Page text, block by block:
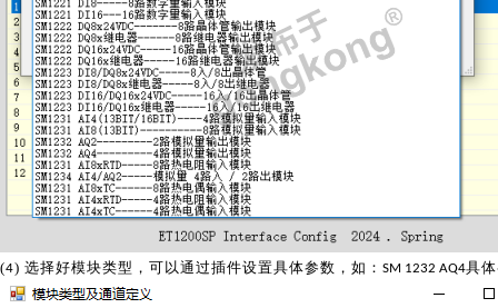
(4) 选择好模块类型，可以通过插件设置具体参数，如： SM 1232 AQ4具